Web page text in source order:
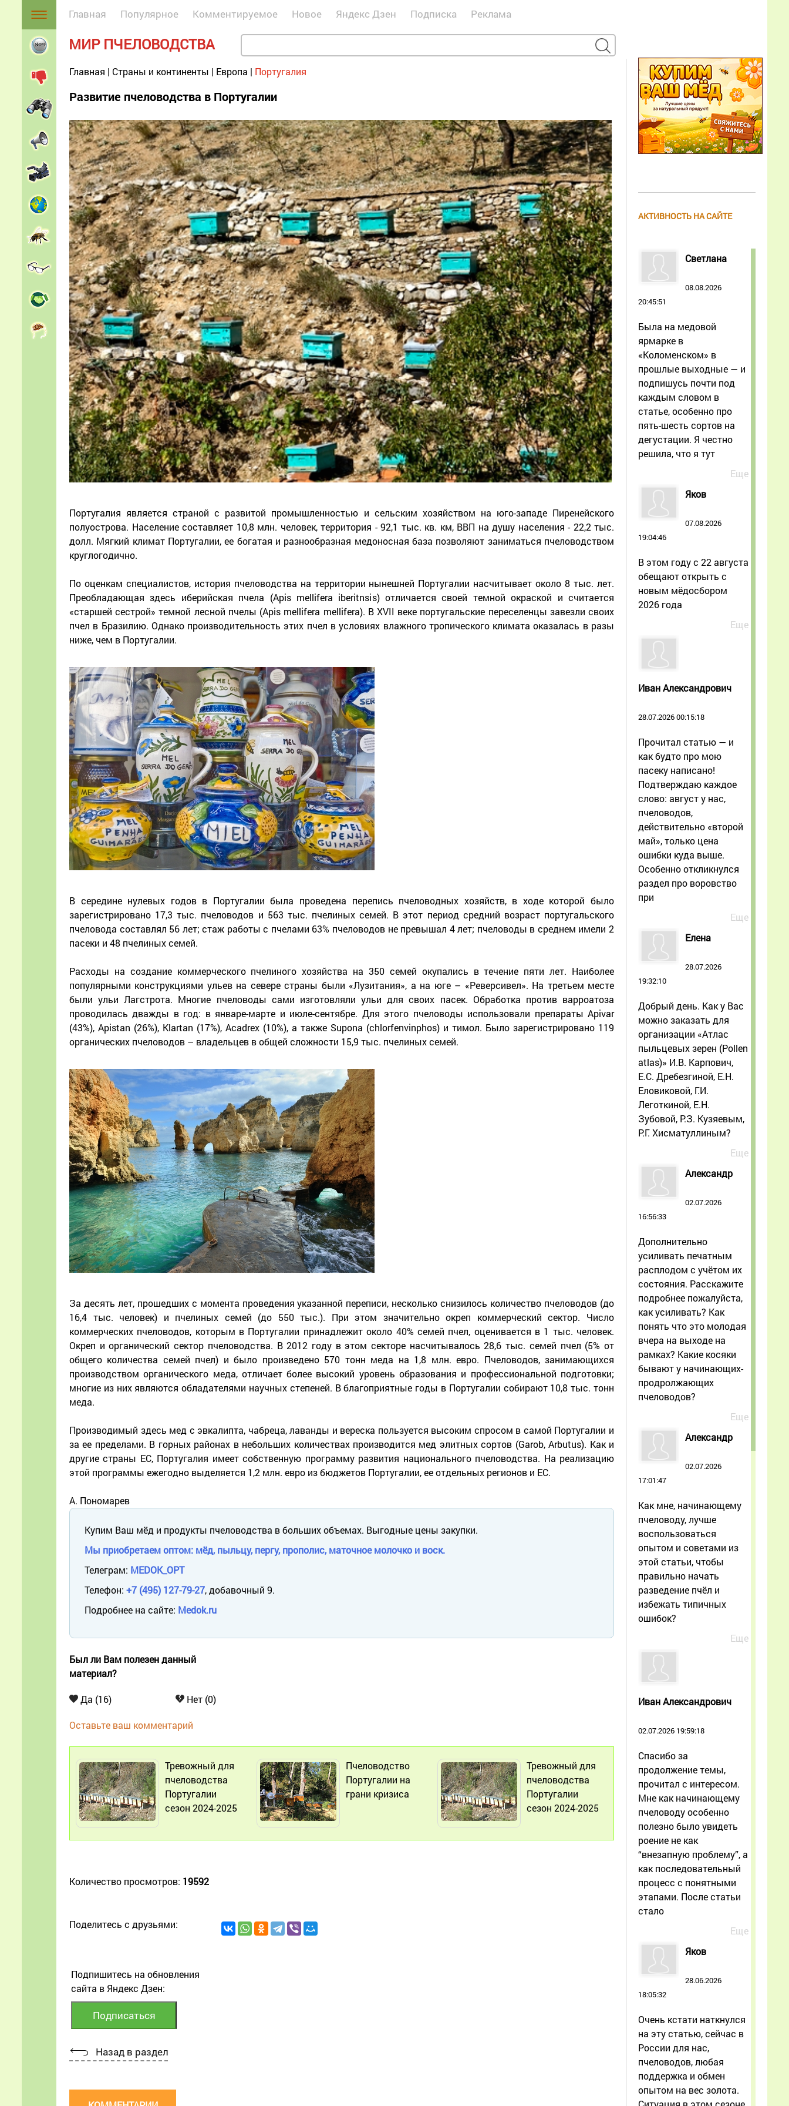
Главная Популярное Комментируемое Новое Яндекс Дзен Подписка Реклама
МИР ПЧЕЛОВОДСТВА
Главная | Страны и континенты | Европа | Португалия
Развитие пчеловодства в Португалии
Португалия является страной с развитой промышленностью и сельским хозяйством на юго-западе Пиренейского
полуострова. Население составляет 10,8 млн. человек, территория - 92,1 тыс. кв. км, ВВП на душу населения - 22,2 тыс.
долл. Мягкий климат Португалии, ее богатая и разнообразная медоносная база позволяют заниматься пчеловодством
круглогодично.
По оценкам специалистов, история пчеловодства на территории нынешней Португалии насчитывает около 8 тыс. лет.
Преобладающая здесь иберийская пчела (Apis mellifera iberitnsis) отличается своей темной окраской и считается
«старшей сестрой» темной лесной пчелы (Apis mellifera mellifera). В XVII веке португальские переселенцы завезли своих
пчел в Бразилию. Однако производительность этих пчел в условиях влажного тропического климата оказалась в разы
ниже, чем в Португалии.
В середине нулевых годов в Португалии была проведена перепись пчеловодных хозяйств, в ходе которой было
зарегистрировано 17,3 тыс. пчеловодов и 563 тыс. пчелиных семей. В этот период средний возраст португальского
пчеловода составлял 56 лет; стаж работы с пчелами 63% пчеловодов не превышал 4 лет; пчеловоды в среднем имели 2
пасеки и 48 пчелиных семей.
Расходы на создание коммерческого пчелиного хозяйства на 350 семей окупались в течение пяти лет. Наиболее
популярными конструкциями ульев на севере страны были «Лузитания», а на юге – «Реверсивел». На третьем месте
были ульи Лагстрота. Многие пчеловоды сами изготовляли ульи для своих пасек. Обработка против варроатоза
проводилась дважды в год: в январе-марте и июле-сентябре. Для этого пчеловоды использовали препараты Apivar
(43%), Apistan (26%), Klartan (17%), Acadrex (10%), а также Supona (chlorfenvinphos) и тимол. Было зарегистрировано 119
органических пчеловодов – владельцев в общей сложности 15,9 тыс. пчелиных семей.
За десять лет, прошедших с момента проведения указанной переписи, несколько снизилось количество пчеловодов (до
16,4 тыс. человек) и пчелиных семей (до 550 тыс.). При этом значительно окреп коммерческий сектор. Число
коммерческих пчеловодов, которым в Португалии принадлежит около 40% семей пчел, оценивается в 1 тыс. человек.
Окреп и органический сектор пчеловодства. В 2012 году в этом секторе насчитывалось 28,6 тыс. семей пчел (5% от
общего количества семей пчел) и было произведено 570 тонн меда на 1,8 млн. евро. Пчеловодов, занимающихся
производством органического меда, отличает более высокий уровень образования и профессиональной подготовки;
многие из них являются обладателями научных степеней. В благоприятные годы в Португалии собирают 10,8 тыс. тонн
меда.
Производимый здесь мед с эвкалипта, чабреца, лаванды и вереска пользуется высоким спросом в самой Португалии и
за ее пределами. В горных районах в небольших количествах производится мед элитных сортов (Garob, Arbutus). Как и
другие страны ЕС, Португалия имеет собственную программу развития национального пчеловодства. На реализацию
этой программы ежегодно выделяется 1,2 млн. евро из бюджетов Португалии, ее отдельных регионов и ЕС.
А. Пономарев
Купим Ваш мёд и продукты пчеловодства в больших объемах. Выгодные цены закупки.
Мы приобретаем оптом: мёд, пыльцу, пергу, прополис, маточное молочко и воск.
Телеграм: MEDOK_OPT
Телефон: +7 (495) 127-79-27, добавочный 9.
Подробнее на сайте: Medok.ru
Был ли Вам полезен данный
материал?
Да (16) Нет (0)
Оставьте ваш комментарий
Тревожный для
пчеловодства
Португалии
сезон 2024-2025
Пчеловодство
Португалии на
грани кризиса
Тревожный для
пчеловодства
Португалии
сезон 2024-2025
Количество просмотров: 19592
Поделитесь с друзьями:
Подпишитесь на обновления
сайта в Яндекс Дзен:
Назад в раздел
АКТИВНОСТЬ НА САЙТЕ
Светлана
08.08.2026
20:45:51
Была на медовой
ярмарке в
«Коломенском» в
прошлые выходные — и
подпишусь почти под
каждым словом в
статье, особенно про
пять-шесть сортов на
дегустации. Я честно
решила, что я тут
Еще
Яков
07.08.2026
19:04:46
В этом году с 22 августа
обещают открыть с
новым мёдосбором
2026 года
Еще
Иван Александрович
28.07.2026 00:15:18
Прочитал статью — и
как будто про мою
пасеку написано!
Подтверждаю каждое
слово: август у нас,
пчеловодов,
действительно «второй
май», только цена
ошибки куда выше.
Особенно откликнулся
раздел про воровство
при
Еще
Елена
28.07.2026
19:32:10
Добрый день. Как у Вас
можно заказать для
организации «Атлас
пыльцевых зерен (Pollen
atlas)» И.В. Карпович,
Е.С. Дребезгиной, Е.Н.
Еловиковой, Г.И.
Леготкиной, Е.Н.
Зубовой, Р.З. Кузяевым,
Р.Г. Хисматуллиным?
Еще
Александр
02.07.2026
16:56:33
Дополнительно
усиливать печатным
расплодом с учётом их
состояния. Расскажите
подробнее пожалуйста,
как усиливать? Как
понять что это молодая
вчера на выходе на
рамках? Какие косяки
бывают у начинающих-
продролжающих
пчеловодов?
Еще
Александр
02.07.2026
17:01:47
Как мне, начинающему
пчеловоду, лучше
воспользоваться
опытом и советами из
этой статьи, чтобы
правильно начать
разведение пчёл и
избежать типичных
ошибок?
Еще
Иван Александрович
02.07.2026 19:59:18
Спасибо за
продолжение темы,
прочитал с интересом.
Мне как начинающему
пчеловоду особенно
полезно было увидеть
роение не как
“внезапную проблему”, а
как последовательный
процесс с понятными
этапами. После статьи
стало
Еще
Яков
28.06.2026
18:05:32
Очень кстати наткнулся
на эту статью, сейчас в
России для нас,
пчеловодов, любая
поддержка и обмен
опытом на вес золота.